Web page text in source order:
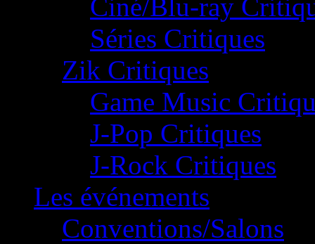
Ciné/Blu-ray
Séries Critiques
Zik Critiques
Game Music
J-Pop Critiques
J-Rock Critiques
Les événements
Conventions/Salons